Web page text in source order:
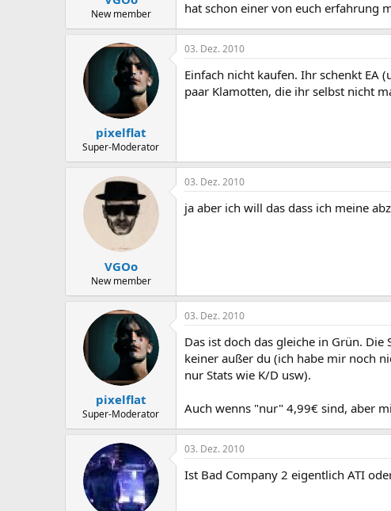
New member
hat schon einer von euch erfahrung
pixelflat
Super-Moderator
03. Dez. 2010
Einfach nicht kaufen. Ihr schenkt EA
paar Klamotten, die ihr selbst nicht
VGOo
New member
03. Dez. 2010
ja aber ich will das dass ich meine
pixelflat
Super-Moderator
03. Dez. 2010
Das ist doch das gleiche in Grün.
keiner außer du (ich habe mir noch
nur Stats wie K/D usw).
Auch wenns "nur" 4,99€ sind, aber
03. Dez. 2010
Ist Bad Company 2 eigentlich ATI